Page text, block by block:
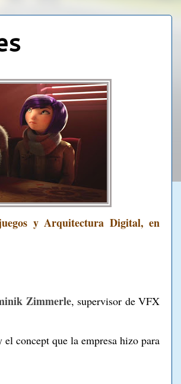
y Arquitectura Digital, en
Zimmerle, supervisor de VFX
concept que la empresa hizo para